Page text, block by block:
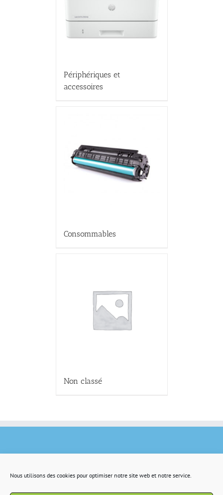
Nous utilisons des cookies pour optimiser notre site web et notre service.
Périphériques et
accessoires
Consommables
Non classé